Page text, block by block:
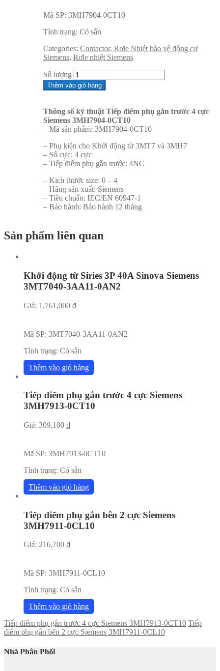
Mã SP: 3MH7904-0CT10
Tình trạng: Có sẵn
Categories: Contactor, Rơle Nhiệt bảo vệ động cơ
Siemens, Rơle nhiệt Siemens
Sô lượng
Thêm vào giỏ hàng
Thông số kỹ thuật Tiếp điểm phụ gắn trước 4 cực
Siemens 3MH7904-0CT10
– Mã sản phẩm: 3MH7904-0CT10
– Phụ kiện cho Khởi động từ 3MT7 và 3MH7
– Số cực: 4 cực
– Tiếp điểm phụ gắn trước: 4NC
– Kich thước size: 0 – 4
– Hãng sản xuất: Siemens
– Tiêu chuẩn: IEC/EN 60947-1
– Bảo hành: Bảo hành 12 tháng
Sản phẩm liên quan
Khởi động từ Siries 3P 40A Sinova Siemens
3MT7040-3AA11-0AN2
Giá: 1,761,000 ₫
Mã SP: 3MT7040-3AA11-0AN2
Tình trạng: Có sẵn
Thêm vào giỏ hàng
Tiếp điểm phụ gắn trước 4 cực Siemens
3MH7913-0CT10
Giá: 309,100 ₫
Mã SP: 3MH7913-0CT10
Tình trạng: Có sẵn
Thêm vào giỏ hàng
Tiếp điểm phụ gắn bên 2 cực Siemens
3MH7911-0CL10
Giá: 216,700 ₫
Mã SP: 3MH7911-0CL10
Tình trạng: Có sẵn
Thêm vào giỏ hàng
Tiếp điểm phụ gắn trước 4 cực Siemens 3MH7913-0CT10 Tiếp
điểm phụ gắn bên 2 cực Siemens 3MH7911-0CL10
Nhà Phân Phối